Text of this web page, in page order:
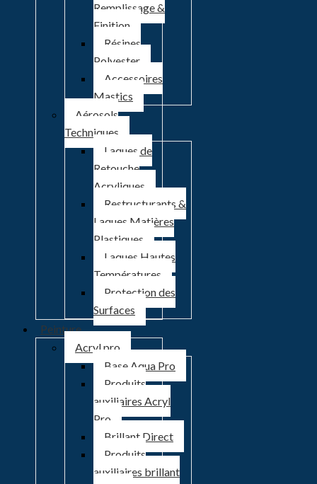
Remplissage &
Finition
Résines
Polyester
Accessoires
Mastics
Aérosols
Techniques
Laques de
Retouche
Acryliques
Restructurants &
Laques Matières
Plastiques
Laques Hautes
Températures
Protection des
Surfaces
Peinture
Acryl pro
Base Aqua Pro
Produits
auxiliaires Acryl
Pro
Brillant Direct
Produits
auxiliaires brillant